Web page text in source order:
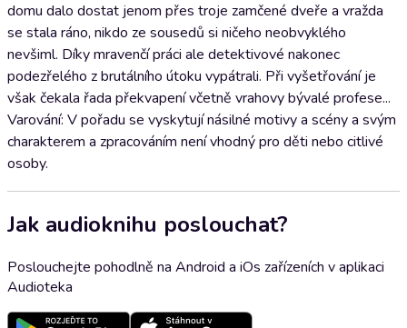
domu dalo dostat jenom přes troje zamčené dveře a vražda
se stala ráno, nikdo ze sousedů si ničeho neobvyklého
nevšiml. Díky mravenčí práci ale detektivové nakonec
podezřelého z brutálního útoku vypátrali. Při vyšetřování je
však čekala řada překvapení včetně vrahovy bývalé profese...
Varování: V pořadu se vyskytují násilné motivy a scény a svým
charakterem a zpracováním není vhodný pro děti nebo citlivé
osoby.
Jak audioknihu poslouchat?
Poslouchejte pohodlně na Android a iOs zařízeních v aplikaci
Audioteka